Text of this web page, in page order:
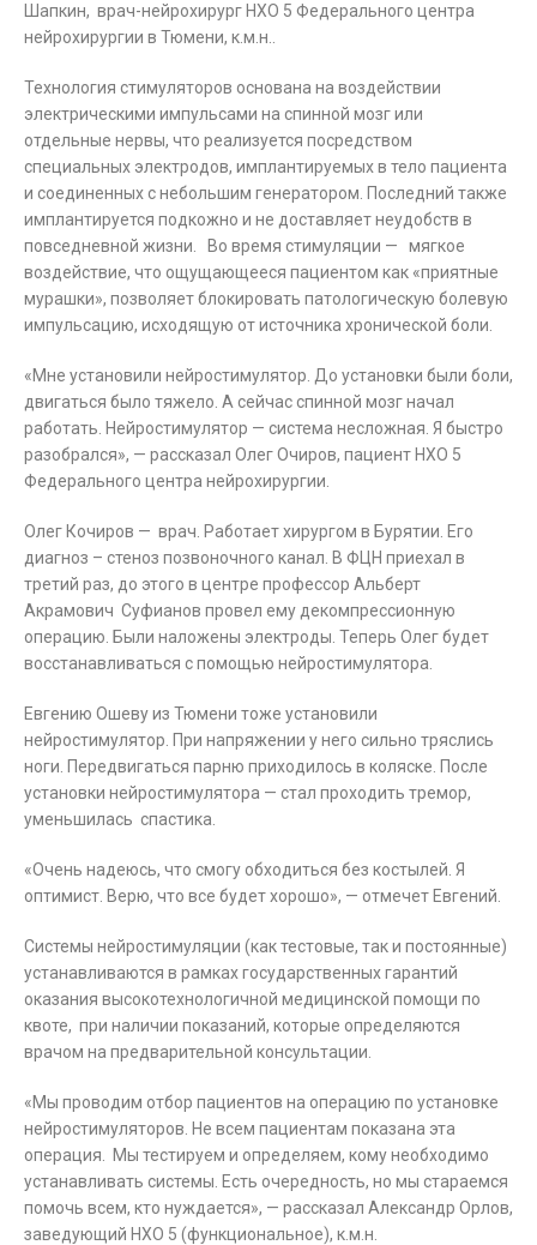
Шапкин, врач-нейрохирург НХО 5 Федерального центра
нейрохирургии в Тюмени, к.м.н..
Технология стимуляторов основана на воздействии
электрическими импульсами на спинной мозг или
отдельные нервы, что реализуется посредством
специальных электродов, имплантируемых в тело пациента
и соединенных с небольшим генератором. Последний также
имплантируется подкожно и не доставляет неудобств в
повседневной жизни. Во время стимуляции — мягкое
воздействие, что ощущающееся пациентом как «приятные
мурашки», позволяет блокировать патологическую болевую
импульсацию, исходящую от источника хронической боли.
«Мне установили нейростимулятор. До установки были боли,
двигаться было тяжело. А сейчас спинной мозг начал
работать. Нейростимулятор — система несложная. Я быстро
разобрался», — рассказал Олег Очиров, пациент НХО 5
Федерального центра нейрохирургии.
Олег Кочиров — врач. Работает хирургом в Бурятии. Его
диагноз – стеноз позвоночного канал. В ФЦН приехал в
третий раз, до этого в центре профессор Альберт
Акрамович Суфианов провел ему декомпрессионную
операцию. Были наложены электроды. Теперь Олег будет
восстанавливаться с помощью нейростимулятора.
Евгению Ошеву из Тюмени тоже установили
нейростимулятор. При напряжении у него сильно тряслись
ноги. Передвигаться парню приходилось в коляске. После
установки нейростимулятора — стал проходить тремор,
уменьшилась спастика.
«Очень надеюсь, что смогу обходиться без костылей. Я
оптимист. Верю, что все будет хорошо», — отмечет Евгений.
Системы нейростимуляции (как тестовые, так и постоянные)
устанавливаются в рамках государственных гарантий
оказания высокотехнологичной медицинской помощи по
квоте, при наличии показаний, которые определяются
врачом на предварительной консультации.
«Мы проводим отбор пациентов на операцию по установке
нейростимуляторов. Не всем пациентам показана эта
операция. Мы тестируем и определяем, кому необходимо
устанавливать системы. Есть очередность, но мы стараемся
помочь всем, кто нуждается», — рассказал Александр Орлов,
заведующий НХО 5 (функциональное), к.м.н.